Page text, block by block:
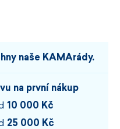
naše KAMArády.
na první nákup
10 000 Kč
25 000 Kč